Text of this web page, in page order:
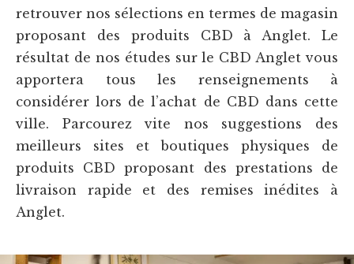
retrouver nos sélections en termes de magasin
proposant des produits CBD à Anglet. Le
résultat de nos études sur le CBD Anglet vous
apportera tous les renseignements à
considérer lors de l’achat de CBD dans cette
ville. Parcourez vite nos suggestions des
meilleurs sites et boutiques physiques de
produits CBD proposant des prestations de
livraison rapide et des remises inédites à
Anglet.